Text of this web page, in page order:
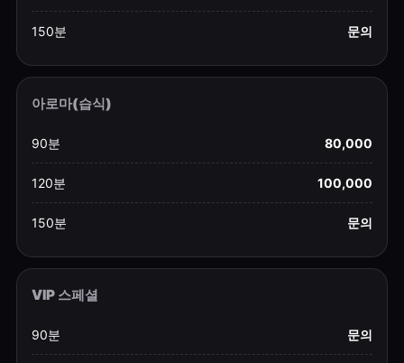
150분 문의
아로마(습식)
90분 80,000
120분 100,000
150분 문의
VIP 스페셜
90분 문의